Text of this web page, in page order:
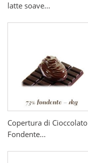
latte soave...
Copertura di Cioccolato
Fondente...